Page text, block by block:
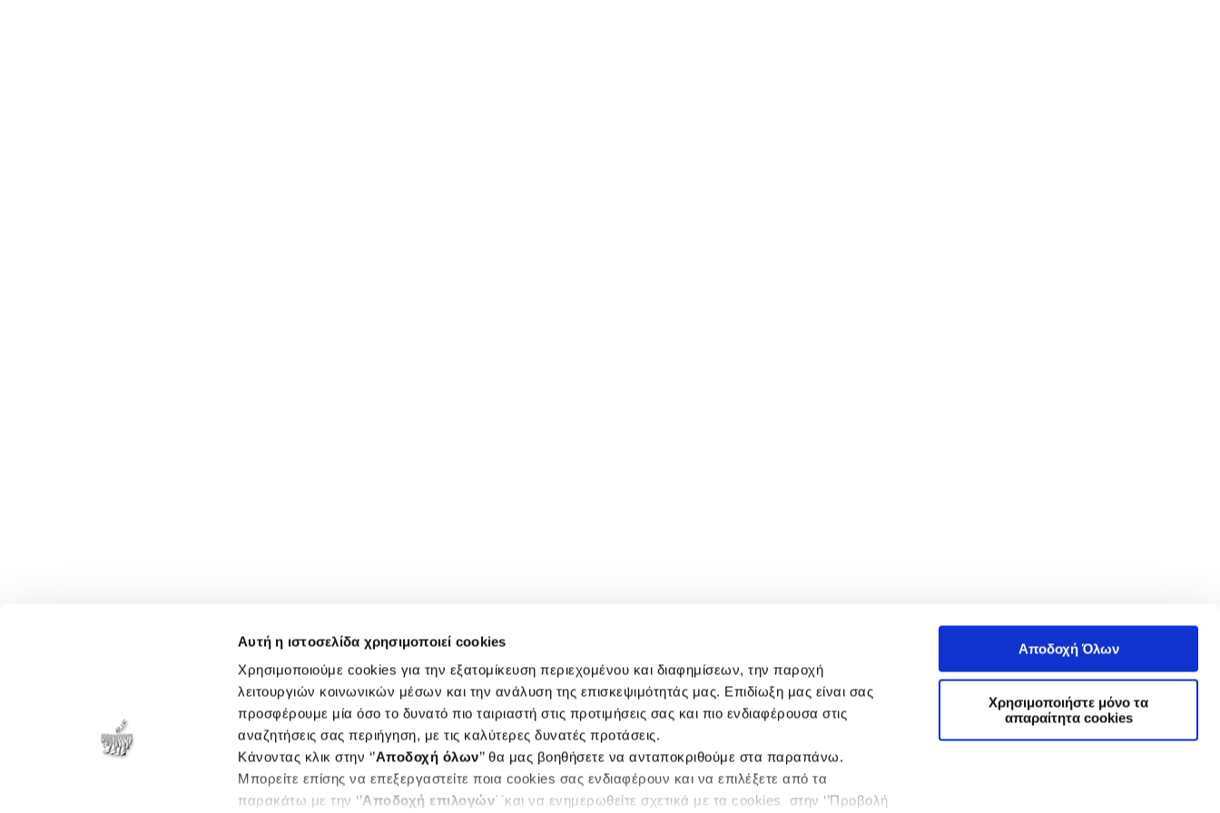
Αυτή η ιστοσελίδα χρησιμοποιεί cookies
Χρησιμοποιούμε cookies για την εξατομίκευση περιεχομένου και διαφημίσεων, την παροχή
λειτουργιών κοινωνικών μέσων και την ανάλυση της επισκεψιμότητάς μας. Επιδίωξη μας είναι σας
προσφέρουμε μία όσο το δυνατό πιο ταιριαστή στις προτιμήσεις σας και πιο ενδιαφέρουσα στις
αναζητήσεις σας περιήγηση, με τις καλύτερες δυνατές προτάσεις.
Κάνοντας κλικ στην ‘’Αποδοχή όλων’’ θα μας βοηθήσετε να ανταποκριθούμε στα παραπάνω.
Μπορείτε επίσης να επεξεργαστείτε ποια cookies σας ενδιαφέρουν και να επιλέξετε από τα
παρακάτω με την ‘’Αποδοχή επιλογών΄΄και να ενημερωθείτε σχετικά με τα cookies στην ‘’Προβολή
Αποδοχή Όλων
Χρησιμοποιήστε μόνο τα
απαραίτητα cookies